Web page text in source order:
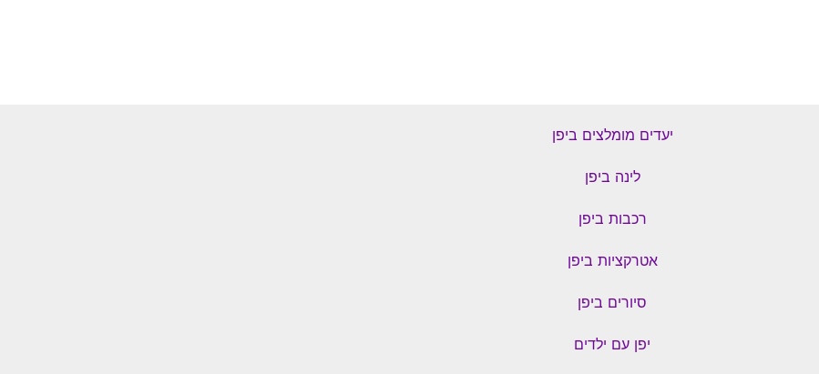
יעדים מומלצים ביפן
לינה ביפן
רכבות ביפן
אטרקציות ביפן
סיורים ביפן
יפן עם ילדים